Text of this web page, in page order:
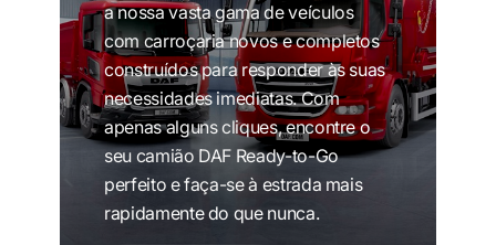
a nossa vasta gama de veículos
com carroçaria novos e completos
construídos para responder às suas
necessidades imediatas. Com
apenas alguns cliques, encontre o
seu camião DAF Ready-to-Go
perfeito e faça-se à estrada mais
rapidamente do que nunca.